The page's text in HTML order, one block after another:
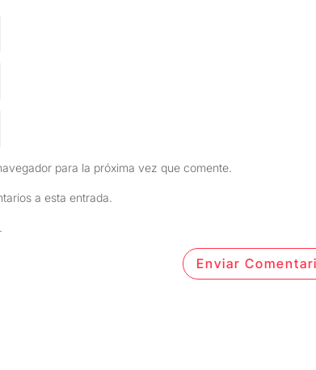
para la próxima vez que comente.
a esta entrada.